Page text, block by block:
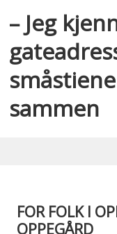
– Jeg
sammen
FOR FOLK I
OPPEGÅRD